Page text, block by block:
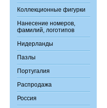
Коллекционные фигурки
Нанесение номеров,
фамилий, логотипов
Нидерланды
Пазлы
Португалия
Распродажа
Россия